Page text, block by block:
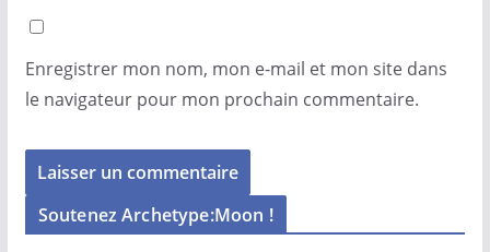
Enregistrer mon nom, mon e-mail et mon site dans
le navigateur pour mon prochain commentaire.
Soutenez Archetype:Moon !